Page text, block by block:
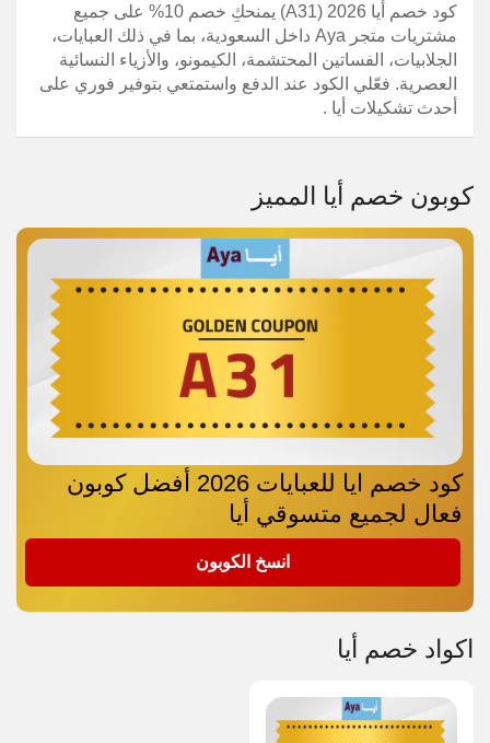
كود خصم أيا 2026 (A31) يمنحكِ خصم 10% على جميع
مشتريات متجر Aya داخل السعودية، بما في ذلك العبايات،
الجلابيات، الفساتين المحتشمة، الكيمونو، والأزياء النسائية
العصرية. فعّلي الكود عند الدفع واستمتعي بتوفير فوري على
أحدث تشكيلات أيا .
كوبون خصم أيا المميز
كود خصم ايا للعبايات 2026 أفضل كوبون
فعال لجميع متسوقي أيا
انسخ الكوبون
اكواد خصم أيا